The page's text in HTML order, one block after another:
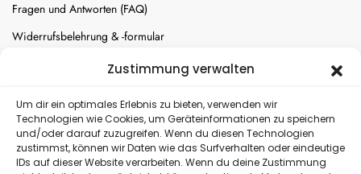
Zustimmung verwalten
Um dir ein optimales Erlebnis zu bieten, verwenden wir
Technologien wie Cookies, um Geräteinformationen zu speichern
und/oder darauf zuzugreifen. Wenn du diesen Technologien
zustimmst, können wir Daten wie das Surfverhalten oder eindeutige
IDs auf dieser Website verarbeiten. Wenn du deine Zustimmung
Fragen und Antworten (FAQ)
Widerrufsbelehrung & -formular
Batterien-Entsorgung
Versand